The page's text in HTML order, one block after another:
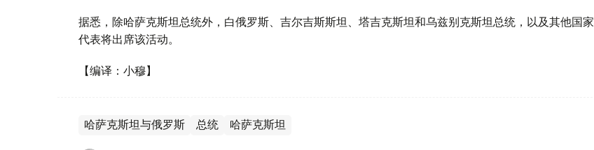
据悉，除哈萨克斯坦总统外，白俄罗斯、吉尔吉斯斯坦、塔吉克斯坦和乌兹别克斯坦总统，以及其他国家
代表将出席该活动。
【编译：小穆】
哈萨克斯坦与俄罗斯 总统 哈萨克斯坦